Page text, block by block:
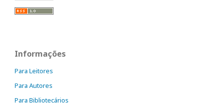
Informações
Para Leitores
Para Autores
Para Bibliotecários